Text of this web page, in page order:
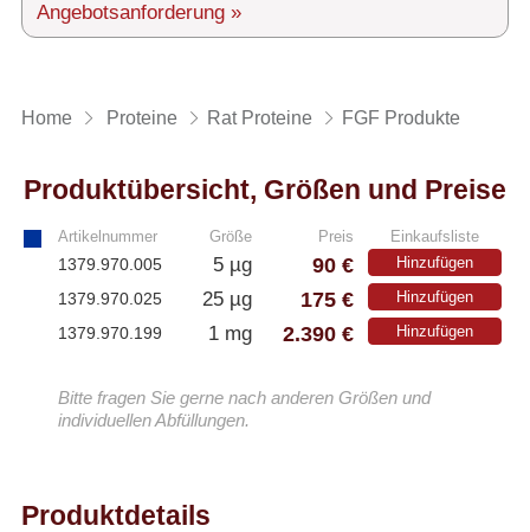
AGBs
Angebotsanforderung »
Home Proteine Rat Proteine FGF Produkte
Produktübersicht, Größen und Preise
Artikelnummer Größe Preis Einkaufsliste
1379.970.005 5 µg 90 € Hinzufügen
1379.970.025 25 µg 175 € Hinzufügen
1379.970.199 1 mg 2.390 € Hinzufügen
Bitte fragen Sie gerne nach anderen Größen und
individuellen Abfüllungen.
Produktdetails